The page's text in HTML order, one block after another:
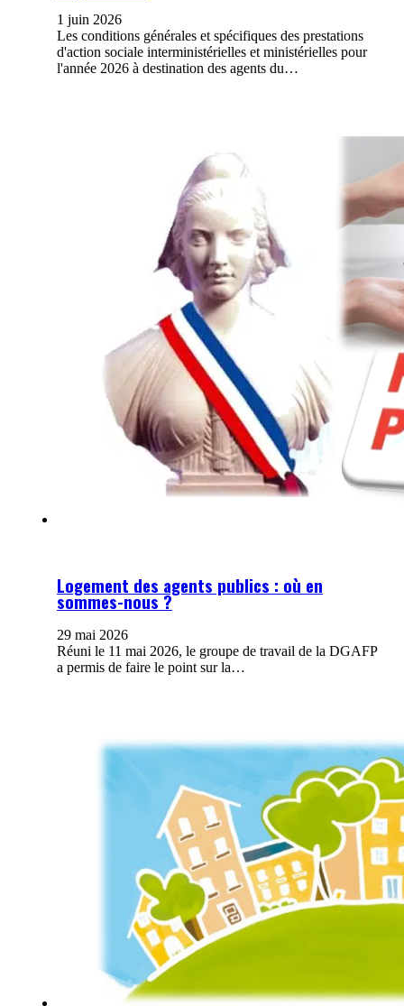
1 juin 2026
Les conditions générales et spécifiques des prestations
d'action sociale interministérielles et ministérielles pour
l'année 2026 à destination des agents du…
Logement des agents publics : où en
sommes-nous ?
29 mai 2026
Réuni le 11 mai 2026, le groupe de travail de la DGAFP
a permis de faire le point sur la…